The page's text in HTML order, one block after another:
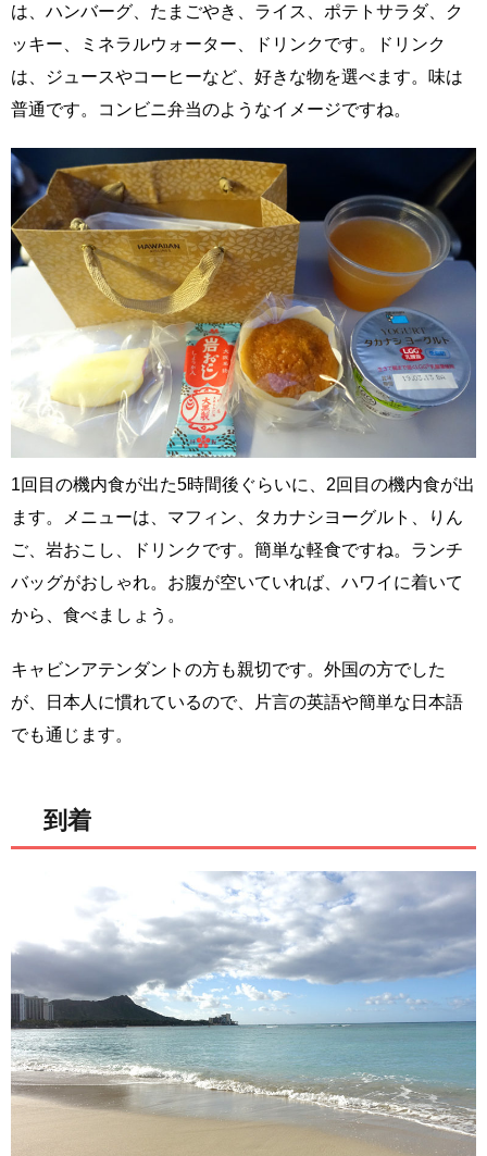
は、ハンバーグ、たまごやき、ライス、ポテトサラダ、ク
ッキー、ミネラルウォーター、ドリンクです。ドリンク
は、ジュースやコーヒーなど、好きな物を選べます。味は
普通です。コンビニ弁当のようなイメージですね。
1回目の機内食が出た5時間後ぐらいに、2回目の機内食が出
ます。メニューは、マフィン、タカナシヨーグルト、りん
ご、岩おこし、ドリンクです。簡単な軽食ですね。ランチ
バッグがおしゃれ。お腹が空いていれば、ハワイに着いて
から、食べましょう。
キャビンアテンダントの方も親切です。外国の方でした
が、日本人に慣れているので、片言の英語や簡単な日本語
でも通じます。
到着